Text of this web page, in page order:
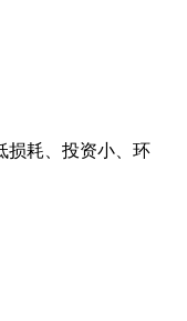
损耗、投资小、环